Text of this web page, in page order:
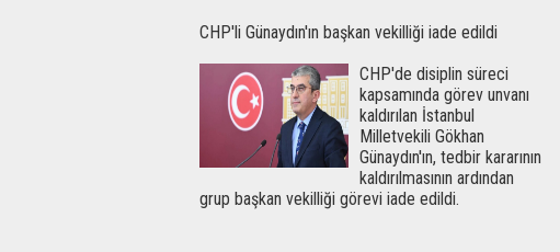
CHP'li Günaydın'ın başkan vekilliği iade edildi
CHP'de disiplin süreci
kapsamında görev unvanı
kaldırılan İstanbul
Milletvekili Gökhan
Günaydın'ın, tedbir kararının
kaldırılmasının ardından
grup başkan vekilliği görevi iade edildi.